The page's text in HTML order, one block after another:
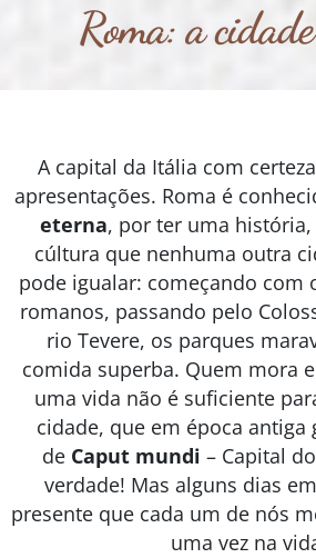
Roma: a
A capital da Itália com
apresentações. Roma é
eterna, por ter uma
cúltura que nenhuma outra
pode igualar: começando com
romanos, passando pelo
rio Tevere, os parques
comida superba. Quem mora
uma vida não é suficiente
cidade, que em época
de Caput mundi – Capital
verdade! Mas alguns dias
presente que cada um de nós
uma vez na